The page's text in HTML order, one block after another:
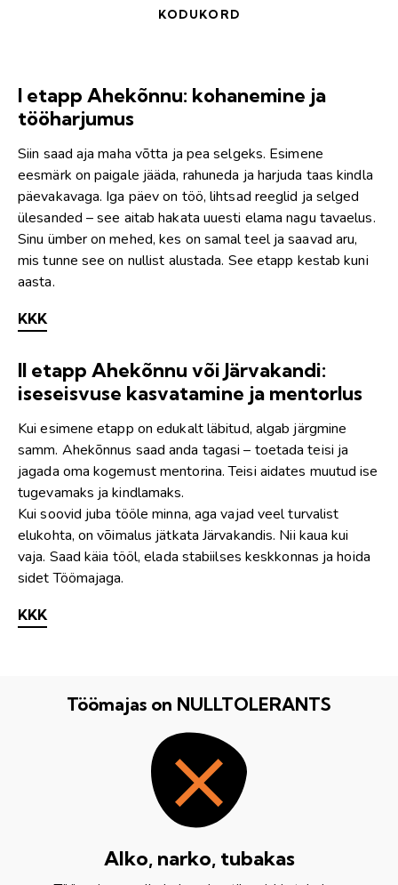
KODUKORD
I etapp Ahekõnnu: kohanemine ja
tööharjumus
Siin saad aja maha võtta ja pea selgeks. Esimene
eesmärk on paigale jääda, rahuneda ja harjuda taas kindla
päevakavaga. Iga päev on töö, lihtsad reeglid ja selged
ülesanded – see aitab hakata uuesti elama nagu tavaelus.
Sinu ümber on mehed, kes on samal teel ja saavad aru,
mis tunne see on nullist alustada. See etapp kestab kuni
aasta.
KKK
II etapp Ahekõnnu või Järvakandi:
iseseisvuse kasvatamine ja mentorlus
Kui esimene etapp on edukalt läbitud, algab järgmine
samm. Ahekõnnus saad anda tagasi – toetada teisi ja
jagada oma kogemust mentorina. Teisi aidates muutud ise
tugevamaks ja kindlamaks.
Kui soovid juba tööle minna, aga vajad veel turvalist
elukohta, on võimalus jätkata Järvakandis. Nii kaua kui
vaja. Saad käia tööl, elada stabiilses keskkonnas ja hoida
sidet Töömajaga.
KKK
Töömajas on NULLTOLERANTS
Alko, narko, tubakas